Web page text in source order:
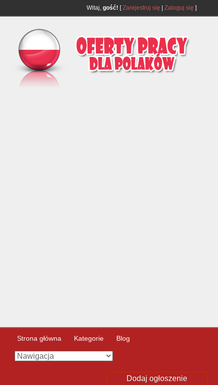
Witaj, gość! [Zarejestruj się Zaloguj się ]
Strona główna Kategorie Blog
Dodaj ogłoszenie